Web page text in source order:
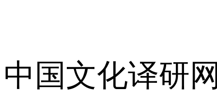
中国文化译研